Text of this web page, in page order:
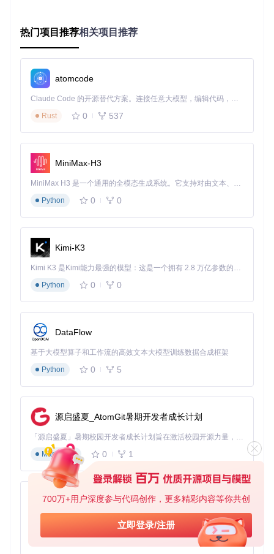
700万+用户深度参与代码创作，更多精彩内容等你共创
立即登录/注册
Klipper固件配置界面，需根据实际主板型号选择正确的微
控制器架构和通信接口
编译并刷写固件：
sudo service klipper stop
sudo
确认正确的串口设备路径，不同主板的设备标识会有所差
系统验证：配置检查与功能测试
部署完成后，需要进行系统配置验证和基础功能测试，确保Kli
pper正常工作。
创建并编辑配置文件：
配置MCU连接参数：
加载配置并验证状态：
功能测试与状态监控
/tmp/printer
热门项目推荐相关项目推荐
atomcode
Claude Code 的开源替代方案。连接任意大模型，编辑代码，运行命令，自动验证 — 全自动执行。用 Rust 构建，极致性能。 ｜ An open-source alternative to Claude Code. Connect any LLM, edit code, run commands, and verify changes — autonomously. Built in Rust for speed. Get Started
Rust
0 537
MiniMax-H3
MiniMax H3 是一个通用的全模态生成系统。它支持对由文本、图像、视频和音频组成的多模态上下文进行统一理解，并能生成分辨率高达 2K、时长可达 15 秒的带原生立体声音频的视频。得益于面向任务泛化的系统设计，H3 在预训练阶段就已具备广泛的多模态上下文理解与生成能力，能够出色地执行复杂的多模态指令。
Python
0 0
Kimi-K3
Kimi K3 是Kimi能力最强的模型：这是一个拥有 2.8 万亿参数的混合专家（MoE）模型，具备原生视觉理解能力，并支持 100 万 token 的上下文窗口。
Python
0 0
DataFlow
基于大模型算子和工作流的高效文本大模型训练数据合成框架
Python
0 5
源启盛夏_AtomGit暑期开发者成长计划
「源启盛夏」暑期校园开发者成长计划旨在激活校园开源力量，通过积分激励、认证扶持、资源倾斜等形式，引导高校组织和开发者完成「入驻 — 建项目 — 做贡献 — 获认证 — 得资源」的完整闭环。无论你是想带领社团入驻平台的组织者，还是希望用代码贡献证明自己的开发者，都能在这里找到属于你的成长路径。
Markdown
0 1
py-xiaozhi
基于Python的Xiaozhi AI，适用于想要完整Xiaozhi体验而无需拥有专用硬件的用户。
Python
0 1